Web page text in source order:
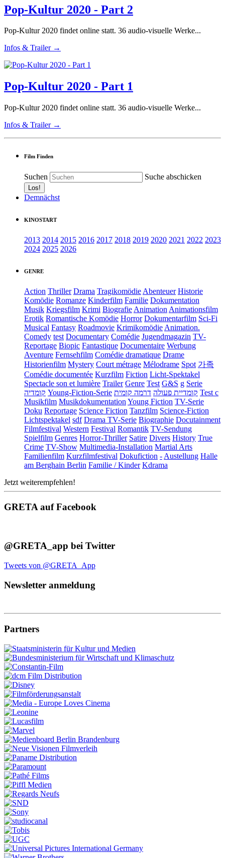
Pop-Kultur 2020 - Part 2
Pop-Kultur 2020 findet online statt. 36 audio-visuelle Werke...
Infos & Trailer →
Pop-Kultur 2020 - Part 1
Pop-Kultur 2020 findet online statt. 36 audio-visuelle Werke...
Infos & Trailer →
Film Finden
Suchen Suche abschicken
Demnächst
KINOSTART
2013 2014 2015 2016 2017 2018 2019 2020 2021 2022 2023
2024 2025 2026
GENRE
Action Thriller Drama Tragikomödie Abenteuer Historie
Komödie Romanze Kinderfilm Familie Dokumentation
Musik Kriegsfilm Krimi Biografie Animation Animationsfilm
Erotik Romantische Komödie Horror Dokumentarfilm Sci-Fi
Musical Fantasy Roadmovie Krimikomödie Animation.
Comedy test Documentary Comédie Jugendmagazin TV-
Reportage Biopic Fantastique Documentaire Werbung
Aventure Fernsehfilm Comédie dramatique Drame
Historienfilm Mystery Court métrage Mélodrame Spot 가족
Comédie documentée Kurzfilm Fiction Licht-Spektakel
Spectacle son et lumière Trailer Genre Test G&S g Serie
קומדיה Young-Fiction-Serie קומדיית פעולה דרמה קומית
Test c
Musikfilm Musikdokumentation Young Fiction TV-Serie
Doku Reportage Science Fiction Tanzfilm Science-Fiction
Lichtspektakel sdf Drama TV-Serie Biographie Docutainment
Filmfestival Western Festival Romantik TV-Sendung
Spielfilm Genres Horror-Thriller Satire Divers History True
Crime TV-Show Multimedia-Installation Martial Arts
Familienfilm Kurzfilmfestival Dokufiction - Austellung Halle
am Berghain Berlin Familie / Kinder Kdrama
Jetzt weiterempfehlen!
GRETA auf Facebook
@GRETA_app bei Twitter
Tweets von @GRETA_App
Newsletter anmeldung
Partners